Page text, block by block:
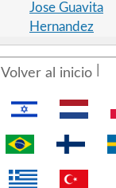
Jose Guavita
Hernandez
Volver al inicio